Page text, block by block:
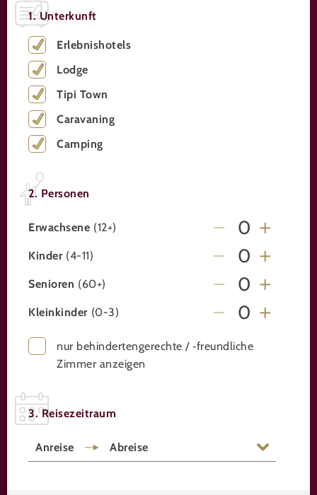
1. Unterkunft
Erlebnishotels
Lodge
Tipi Town
Caravaning
Camping
2. Personen
Erwachsene (12+)
Kinder (4-11)
Senioren (60+)
Kleinkinder (0-3)
nur behindertengerechte / ‑freundliche
Zimmer anzeigen
3. Reisezeitraum
Anreise Abreise